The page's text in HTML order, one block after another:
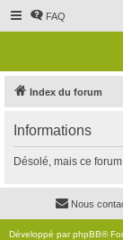
FAQ
Index du forum
Informations
Désolé, mais ce
Nous
Développé parphpBB®